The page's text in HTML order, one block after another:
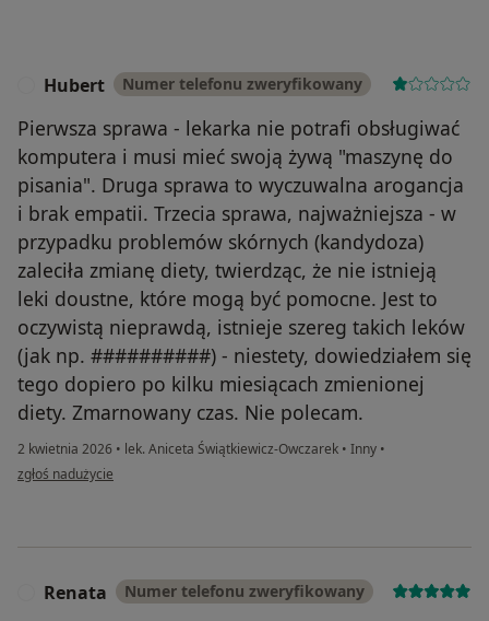
Hubert Numer telefonu zweryfikowany
Pierwsza sprawa - lekarka nie potrafi obsługiwać
komputera i musi mieć swoją żywą "maszynę do
pisania". Druga sprawa to wyczuwalna arogancja
i brak empatii. Trzecia sprawa, najważniejsza - w
przypadku problemów skórnych (kandydoza)
zaleciła zmianę diety, twierdząc, że nie istnieją
leki doustne, które mogą być pomocne. Jest to
oczywistą nieprawdą, istnieje szereg takich leków
(jak np. ##########) - niestety, dowiedziałem się
tego dopiero po kilku miesiącach zmienionej
diety. Zmarnowany czas. Nie polecam.
2 kwietnia 2026 • lek. Aniceta Świątkiewicz-Owczarek • Inny •
w opinii użytkownika Hubert
zgłoś nadużycie
Renata Numer telefonu zweryfikowany